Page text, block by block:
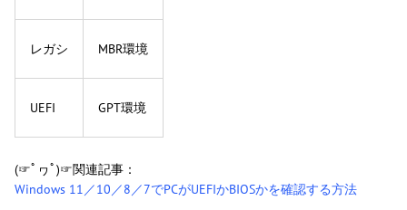
レガシ MBR環境
UEFI GPT環境
(☞ﾟヮﾟ)☞関連記事：
Windows 11／10／8／7でPCがUEFIかBIOSかを確認する方法